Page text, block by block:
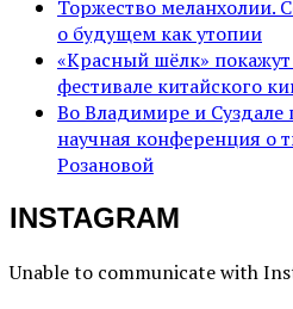
Торжество меланхолии.
о будущем как утопии
«Красный шёлк»
фестивале китайского
Во Владимире и Суздале
научная конференция о
Розановой
INSTAGRAM
Unable to communicate with